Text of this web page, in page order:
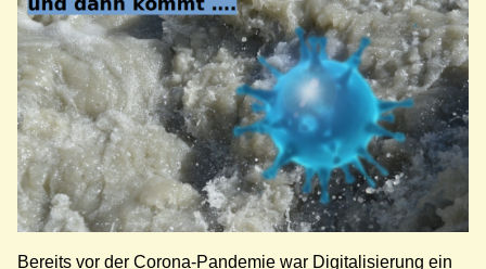
Bereits vor der Corona-Pandemie war Digitalisierung ein